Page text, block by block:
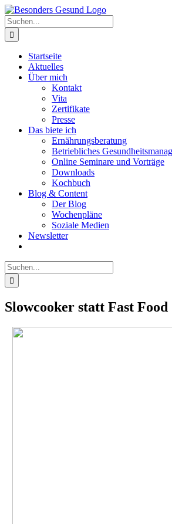
Zum
Inhalt
springen
Suche
nach:
Startseite
Aktuelles
Über mich
Kontakt
Vita
Zertifikate
Presse
Das biete ich
Ernährungsberatung
Betriebliches
Online Seminare und Vorträge
Downloads
Kochbuch
Blog & Content
Der Blog
Wochenpläne
Soziale Medien
Newsletter
Suche
nach:
Slowcooker statt Fast Food